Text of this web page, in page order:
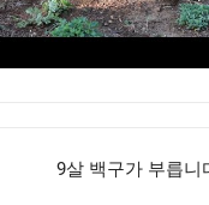
9살 백구가 부릅니